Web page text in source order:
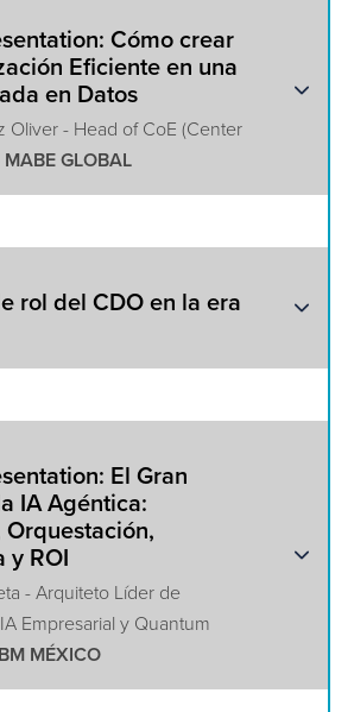
Cómo crear
Eficiente en una
en Datos
Oliver - Head of CoE (Center
MABE GLOBAL
rol del CDO en la era
El Gran
IA Agéntica:
y ROI
- Arquiteto Líder de
Empresarial y Quantum
MÉXICO